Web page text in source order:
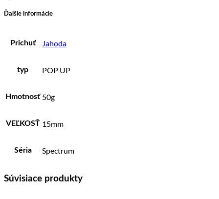
Ďalšie informácie
Prichuť Jahoda
typ POP UP
Hmotnosť 50g
VEĽKOSŤ 15mm
Séria Spectrum
Súvisiace produkty